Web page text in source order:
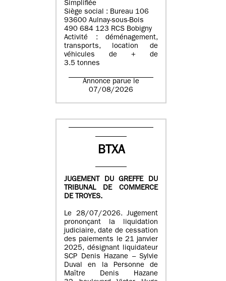
Simplifiée
Siège social : Bureau 106
93600 Aulnay-sous-Bois
490 684 123 RCS Bobigny
Activité : déménagement,
transports, location de
véhicules de + de
3.5 tonnes
Annonce parue le
07/08/2026
BTXA
JUGEMENT DU GREFFE DU
TRIBUNAL DE COMMERCE
DE TROYES.
Le 28/07/2026. Jugement
prononçant la liquidation
judiciaire, date de cessation
des paiements le 21 janvier
2025, désignant liquidateur
SCP Denis Hazane – Sylvie
Duval en la Personne de
Maître Denis Hazane